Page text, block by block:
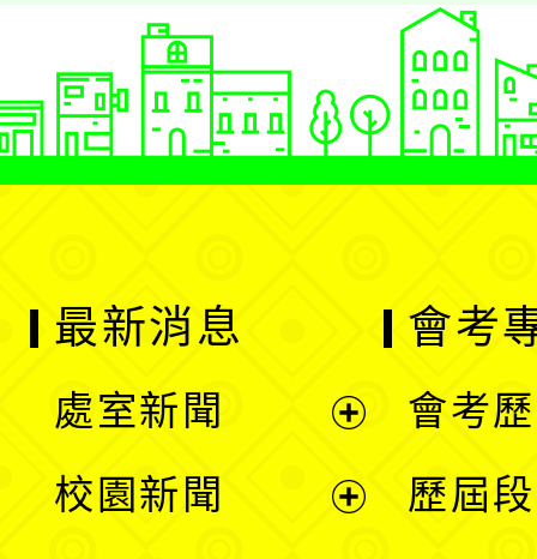
最新消息
處室新聞
校園新聞
會考
會考
歷屆